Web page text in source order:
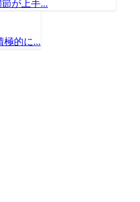
が上手...
極的に...